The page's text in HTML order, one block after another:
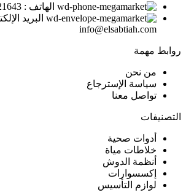
الهاتف : 01110821643
البريد
info@elsabtiah.com
روابط مهمة
من نحن
سياسة الإسترجاع
تواصل معنا
التصنيفات
أدوات صحية
خلاطات مياة
أنظمة الدوش
إكسسوارات
لوازم التأسيس